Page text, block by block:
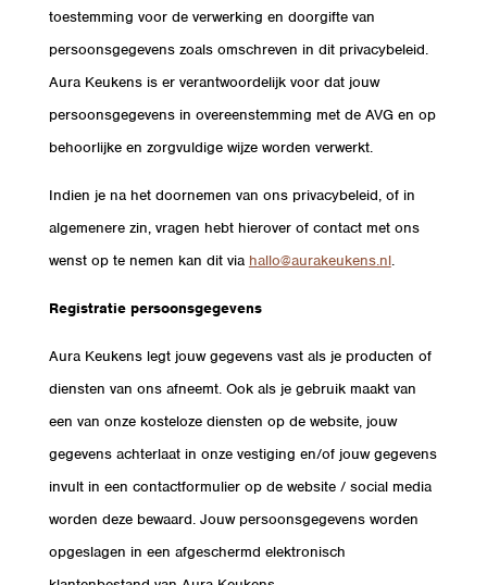
toestemming voor de verwerking en doorgifte van
persoonsgegevens zoals omschreven in dit privacybeleid.
Aura Keukens is er verantwoordelijk voor dat jouw
persoonsgegevens in overeenstemming met de AVG en op
behoorlijke en zorgvuldige wijze worden verwerkt.
Indien je na het doornemen van ons privacybeleid, of in
algemenere zin, vragen hebt hierover of contact met ons
wenst op te nemen kan dit via hallo@aurakeukens.nl.
Registratie persoonsgegevens
Aura Keukens legt jouw gegevens vast als je producten of
diensten van ons afneemt. Ook als je gebruik maakt van
een van onze kosteloze diensten op de website, jouw
gegevens achterlaat in onze vestiging en/of jouw gegevens
invult in een contactformulier op de website / social media
worden deze bewaard. Jouw persoonsgegevens worden
opgeslagen in een afgeschermd elektronisch